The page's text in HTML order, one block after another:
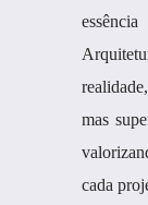
mas
cada